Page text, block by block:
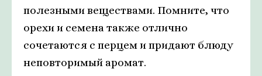
полезными веществами. Помните, что
орехи и семена также отлично
сочетаются с перцем и придают блюду
неповторимый аромат.